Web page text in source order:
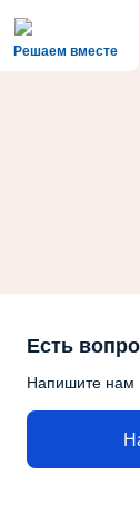
Решаем вместе
Есть
Напишите нам